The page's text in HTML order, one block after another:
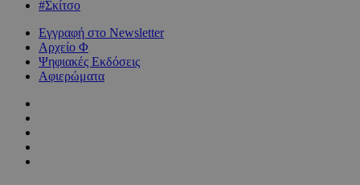
#Σκίτσο
Εγγραφή στο Newsletter
Αρχείο Φ
Ψηφιακές Εκδόσεις
Αφιερώματα